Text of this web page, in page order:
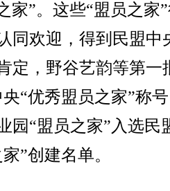
家”。这些“盟员之家
同欢迎，得到民盟中
定，野谷艺韵等第一
“优秀盟员之家”称
园“盟员之家”入选民
”创建名单。